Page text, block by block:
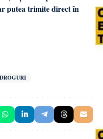
putea trimite direct în